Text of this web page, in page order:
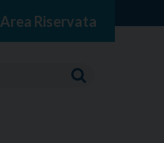
Area Riservata